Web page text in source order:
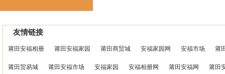
友情链接
莆田安福相册 莆田安福家园 莆田商贸城 安福家园网 安福市场 莆
莆田贸易城 莆田安福市场 安福家园 安福相册网 莆田安福网 莆田